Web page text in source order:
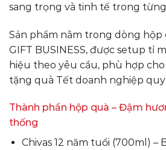
sang trọng và tinh tế trong
Sản phẩm nằm trong dòng hộp
GIFT BUSINESS, được setup tỉ
hiệu theo yêu cầu, phù hợp
tặng quà Tết doanh nghiệp
Thành phần hộp quà – Đậm
thống
Chivas 12 năm tuổi (700ml) –